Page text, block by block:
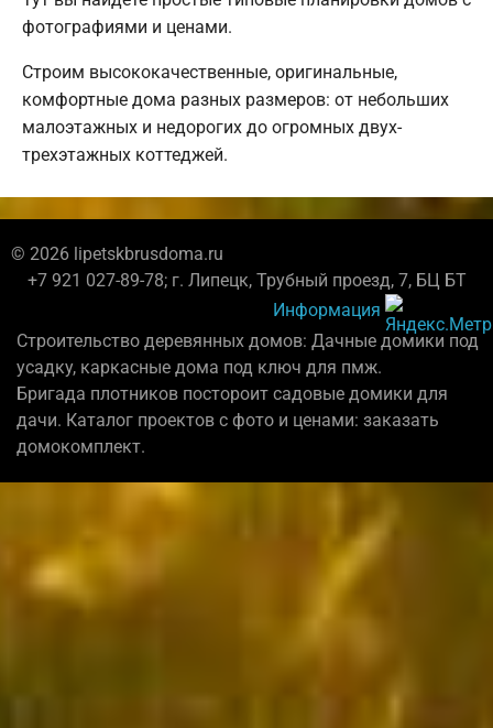
фотографиями и ценами.
Строим высококачественные, оригинальные,
комфортные дома разных размеров: от небольших
малоэтажных и недорогих до огромных двух-
трехэтажных коттеджей.
© 2026 lipetskbrusdoma.ru
+7 921 027-89-78; г. Липецк, Трубный проезд, 7, БЦ БТ
Информация
Строительство деревянных домов: Дачные домики под
усадку, каркасные дома под ключ для пмж.
Бригада плотников постороит садовые домики для
дачи. Каталог проектов с фото и ценами: заказать
домокомплект.